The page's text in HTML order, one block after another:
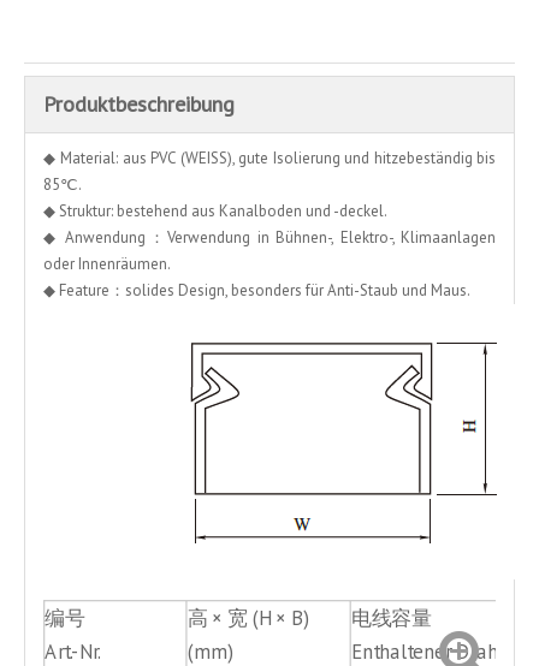
Produktbeschreibung
◆ Material: aus PVC (WEISS), gute Isolierung und hitzebeständig bis
85℃.
◆ Struktur: bestehend aus Kanalboden und -deckel.
◆ Anwendung：Verwendung in Bühnen-, Elektro-, Klimaanlagen
oder Innenräumen.
◆ Feature：solides Design, besonders für Anti-Staub und Maus.
编号
Art.-Nr.
高 × 宽 (H × B)
(mm)
电线容量
Enthaltener Draht